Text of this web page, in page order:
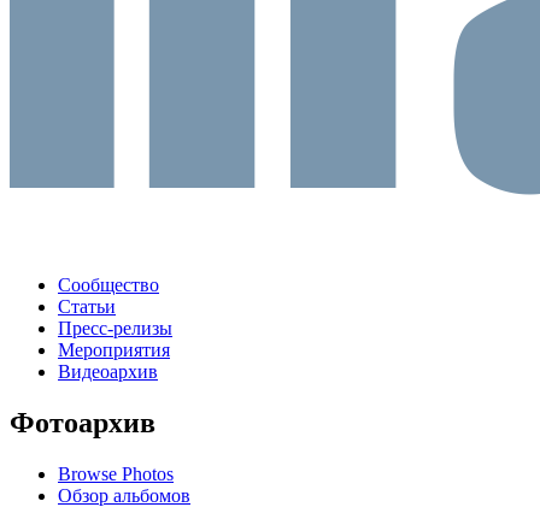
Сообщество
Статьи
Пресс-релизы
Мероприятия
Видеоархив
Фотоархив
Browse Photos
Обзор альбомов